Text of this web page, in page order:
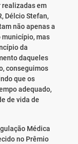
realizadas em
Délcio Stefan,
não apenas a
mas
da
daqueles
conseguimos
que os
adequado,
de vida de
Médica
no Prêmio